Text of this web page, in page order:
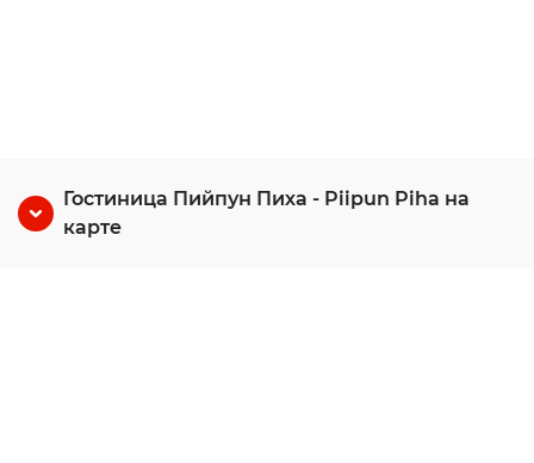
Гостиница Пийпун Пиха - Piipun Piha на
карте